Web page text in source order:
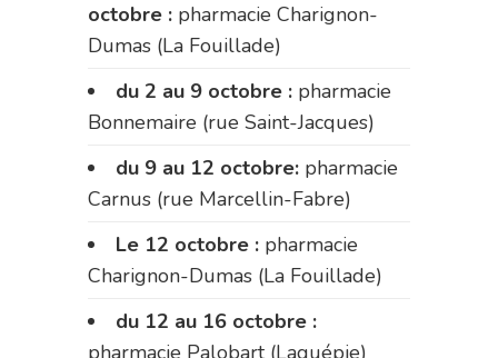
octobre : pharmacie Charignon-
Dumas (La Fouillade)
du 2 au 9 octobre : pharmacie
Bonnemaire (rue Saint-Jacques)
du 9 au 12 octobre: pharmacie
Carnus (rue Marcellin-Fabre)
Le 12 octobre : pharmacie
Charignon-Dumas (La Fouillade)
du 12 au 16 octobre :